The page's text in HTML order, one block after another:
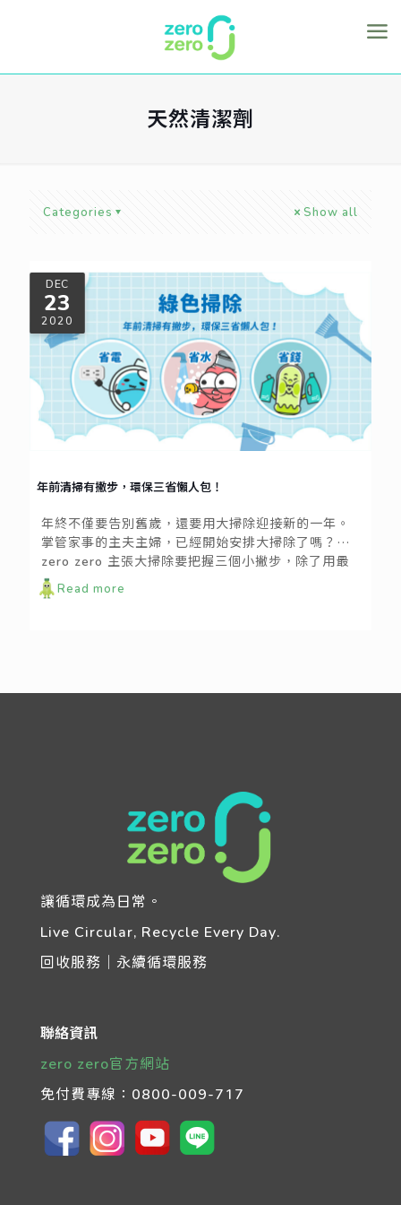
天然清潔劑
Categories Show all
DEC
23
2020
年前清掃有撇步，環保三省懶人包！
年終不僅要告別舊歲，還要用大掃除迎接新的一年。
掌管家事的主夫主婦，已經開始安排大掃除了嗎？
zero zero 主張大掃除要把握三個小撇步，除了用最
少的力氣讓家裡煥然一新，也要盡量產生最少的能源
開銷，為地球和自己的荷包省一筆負擔！
Read more
讓循環成為日常。
Live Circular, Recycle Every Day.
回收服務｜永續循環服務
聯絡資訊
zero zero官方網站
免付費專線： 0800-009-717